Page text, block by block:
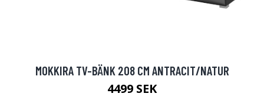
MOKKIRA TV-BÄNK 208 CM ANTRACIT/NATUR
4499 SEK